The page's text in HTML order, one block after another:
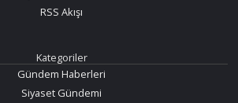
RSS Akışı
Kategoriler
Gündem Haberleri
Siyaset Gündemi